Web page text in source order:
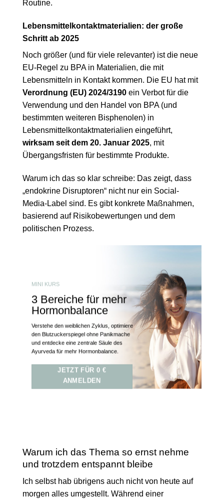
Routine.
Lebensmittelkontaktmaterialien: der große
Schritt ab 2025
Noch größer (und für viele relevanter) ist die neue
EU-Regel zu BPA in Materialien, die mit
Lebensmitteln in Kontakt kommen. Die EU hat mit
Verordnung (EU) 2024/3190 ein Verbot für die
Verwendung und den Handel von BPA (und
bestimmten weiteren Bisphenolen) in
Lebensmittelkontaktmaterialien eingeführt,
wirksam seit dem 20. Januar 2025, mit
Übergangsfristen für bestimmte Produkte.
Warum ich das so klar schreibe: Das zeigt, dass
„endokrine Disruptoren“ nicht nur ein Social-
Media-Label sind. Es gibt konkrete Maßnahmen,
basierend auf Risikobewertungen und dem
politischen Prozess.
MINI KURS
3 Bereiche für mehr
Hormonbalance
Verstehe den weiblichen Zyklus, optimiere
den Blutzuckerspiegel ohne Panikmache
und entdecke eine zentrale Säule des
Ayurveda für mehr Hormonbalance.
JETZT FÜR 0 €
ANMELDEN
Warum ich das Thema so ernst nehme
und trotzdem entspannt bleibe
Ich selbst hab übrigens auch nicht von heute auf
morgen alles umgestellt. Während einer